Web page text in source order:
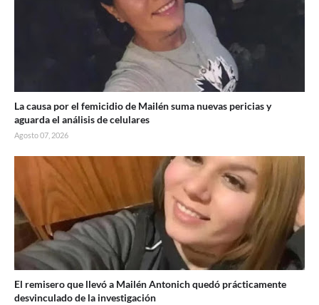
La causa por el femicidio de Mailén suma nuevas pericias y
aguarda el análisis de celulares
Agosto 07, 2026
El remisero que llevó a Mailén Antonich quedó prácticamente
desvinculado de la investigación